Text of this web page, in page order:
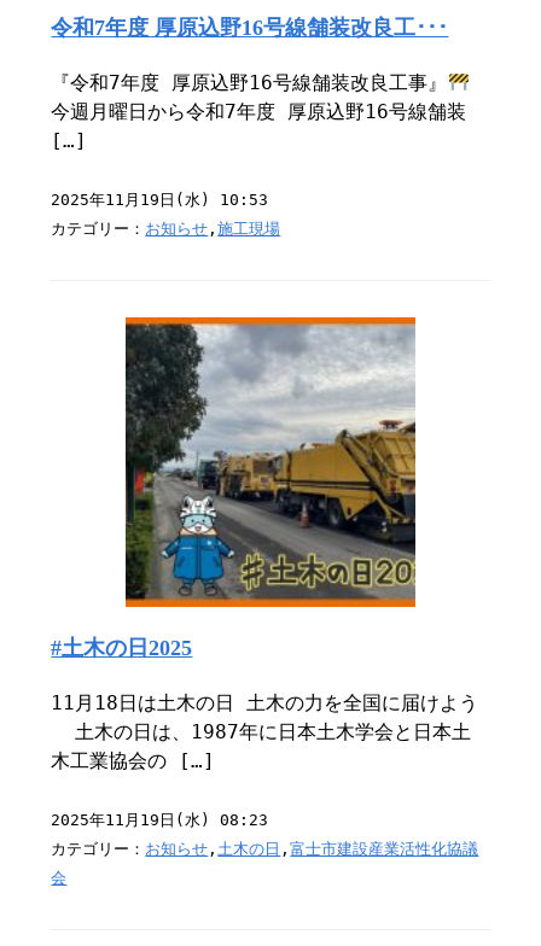
令和7年度 厚原込野16号線舗装改良工･･･
『令和7年度 厚原込野16号線舗装改良工事』
今週月曜日から令和7年度 厚原込野16号線舗装
[…]
2025年11月19日(水) 10:53
カテゴリー： お知らせ ,施工現場
#土木の日2025
11月18日は土木の日 土木の力を全国に届けよう
土木の日は、1987年に日本土木学会と日本土
木工業協会の […]
2025年11月19日(水) 08:23
カテゴリー： お知らせ ,土木の日 ,富士市建設産業活性化協議
会